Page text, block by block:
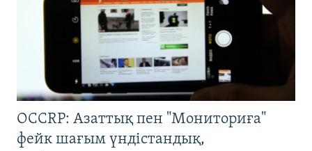
OCCRP: Азаттық пен "Мониториға"
фейк шағым үндістандық,